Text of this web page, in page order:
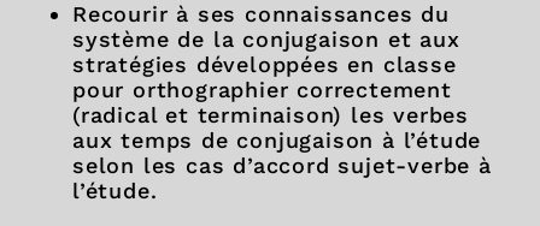
Recourir à ses connaissances du
système de la conjugaison et aux
stratégies développées en classe
pour orthographier correctement
(radical et terminaison) les verbes
aux temps de conjugaison à l’étude
selon les cas d’accord sujet-verbe à
l’étude.